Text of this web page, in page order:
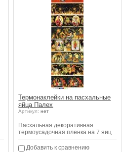
Термонаклейки на пасхальные
яйца Палех
Артикул: нет
Пасхальная декоративная
термоусадочная пленка на 7 яиц
Добавить к сравнению